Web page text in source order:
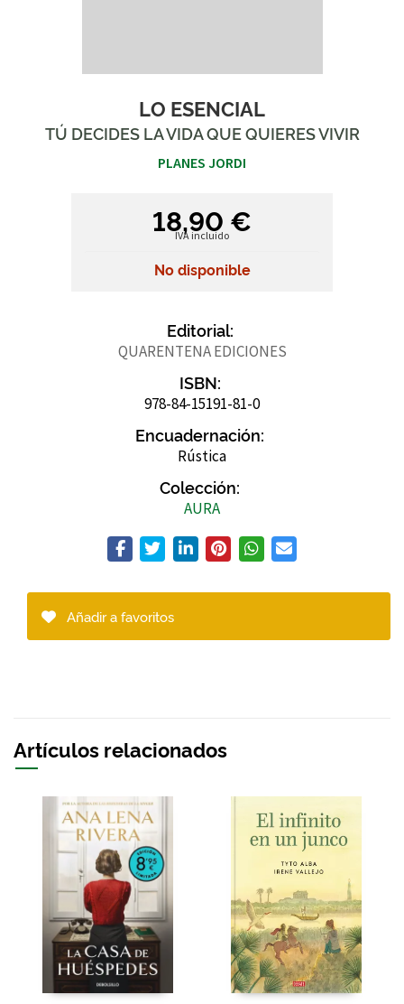
LO ESENCIAL
TÚ DECIDES LA VIDA QUE QUIERES VIVIR
PLANES JORDI
18,90 €
IVA incluido
No disponible
Editorial:
QUARENTENA EDICIONES
ISBN:
978-84-15191-81-0
Encuadernación:
Rústica
Colección:
AURA
Añadir a favoritos
Artículos relacionados